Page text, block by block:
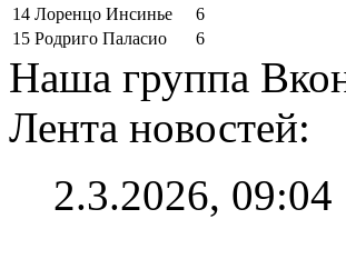
14 Лоренцо Инсинье
6
15 Родриго Паласио 6
Наша группа
Лента новостей:
2.3.2026, 09:04